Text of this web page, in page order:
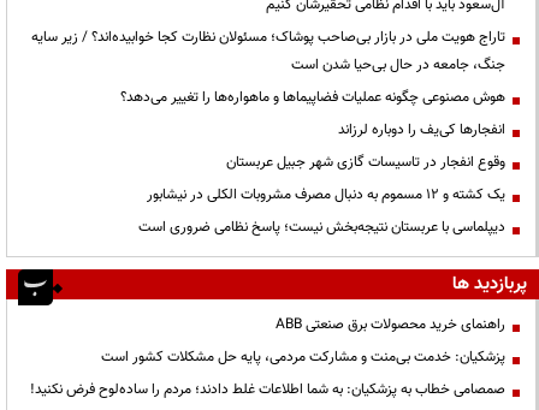
آل‌سعود باید با اقدام نظامی تحقیرشان کنیم
تاراج هویت ملی در بازار بی‌صاحب پوشاک؛ مسئولان نظارت کجا خوابیده‌اند؟ / زیر سایه
جنگ، جامعه در حال بی‌حیا شدن است
هوش مصنوعی چگونه عملیات فضاپیماها و ماهواره‌ها را تغییر می‌دهد؟
انفجارها کی‌یف را دوباره لرزاند
وقوع انفجار در تاسیسات گازی شهر جبیل عربستان
یک کشته و ۱۲ مسموم به دنبال مصرف مشروبات الکلی در نیشابور
دیپلماسی با عربستان نتیجه‌بخش نیست؛ پاسخ نظامی ضروری است
پربازدید ها
راهنمای خرید محصولات برق صنعتی ABB
پزشکیان: خدمت بی‌منت و مشارکت مردمی، پایه حل مشکلات کشور است
صمصامی خطاب به پزشکیان: به شما اطلاعات غلط دادند؛ مردم را ساده‌لوح فرض نکنید!